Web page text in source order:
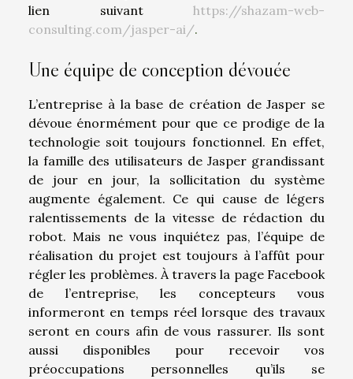
lien suivant https://shazam-web-
consulting.com/jasper-ai/.
Une équipe de conception dévouée
L’entreprise à la base de création de Jasper se
dévoue énormément pour que ce prodige de la
technologie soit toujours fonctionnel. En effet,
la famille des utilisateurs de Jasper grandissant
de jour en jour, la sollicitation du système
augmente également. Ce qui cause de légers
ralentissements de la vitesse de rédaction du
robot. Mais ne vous inquiétez pas, l’équipe de
réalisation du projet est toujours à l’affût pour
régler les problèmes. À travers la page Facebook
de l’entreprise, les concepteurs vous
informeront en temps réel lorsque des travaux
seront en cours afin de vous rassurer. Ils sont
aussi disponibles pour recevoir vos
préoccupations personnelles qu’ils se